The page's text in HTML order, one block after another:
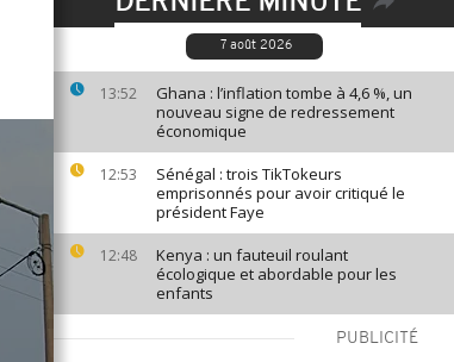
7 août 2026
13:52
Ghana : l’inflation tombe à 4,6 %, un
nouveau signe de redressement
économique
12:53
Sénégal : trois TikTokeurs
emprisonnés pour avoir critiqué le
président Faye
12:48
Kenya : un fauteuil roulant
écologique et abordable pour les
enfants
PUBLICITÉ